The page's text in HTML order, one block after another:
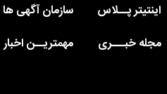
اینتیتر پــلاس
سازمان آگهی ها
مجله خبـــری
مهمتریــن اخبار